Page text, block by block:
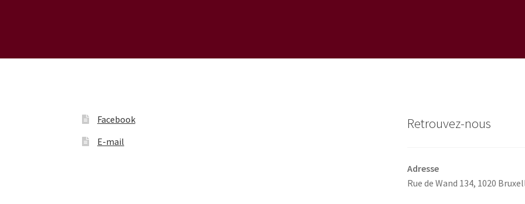
choisies
choisies
Facebook
E-mail
Retrouvez-nous
Adresse
Rue de Wand 134, 1020